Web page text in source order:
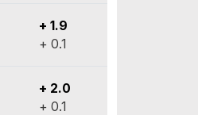
+ 1.9
+ 0.1
+ 2.0
+ 0.1